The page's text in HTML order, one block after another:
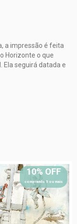
a impressão é feita
Horizonte o que
Ela seguirá datada e
10% OFF
comprando 5 ou mais